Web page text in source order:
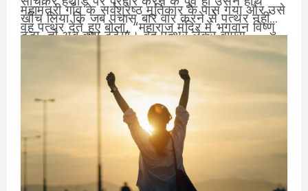
महामंत्री गाँव के सर्वश्रेष्ठ मूर्तिकार के पास गया और उसे
वह पत्थर देते हुए बोला, “महाराज मंदिर में भगवान विष्णु
की प्रतिमा स्थापित करना चाहते हैं। सात दिवस के
भीतर इस पत्थर से भगवान विष्णु की प्रतिमा तैयार कर
राजमहल पहुँचा देना। इसके लिए तुम्हें 50 स्वर्ण मुद्रायें
दी जायेंगी।” 50 स्वर्ण मुद्राओं की बात सुनकर मूर्तिकार
ख़ुश हो गया और महामंत्री के जाने के उपरांत प्रतिमा का
निर्माण कार्य प्रारंभ करने के उद्देश्य से अपने औज़ार
निकाल लिए। अपने औज़ारों में से उसने एक हथौड़ा लिया
और पत्थर तोड़ने के लिए उस पर हथौड़े से वार करने
लगा। किंतु पत्थर जस का तस रहा। मूर्तिकार ने हथौड़े
खींच लिया कि जब पचास बार वार करने से पत्थर नहीं
टूटा, तो अब क्या टूटेगा। वह पत्थर लेकर वापस
महामंत्री के पास गया और उसे यह कह वापस कर आया
कि इस पत्थर को तोड़ना नामुमकिन है। इसलिए इससे
भगवान विष्णु की प्रतिमा नहीं बन सकती। महामंत्री को
राजा का आदेश हर स्थिति में पूर्ण करना था। इसलिए
उसने भगवान विष्णु की प्रतिमा निर्मित करने का कार्य गाँव
के एक साधारण से मूर्तिकार को सौंप दिया। पत्थर लेकर
मूर्तिकार ने महामंत्री के सामने ही उस पर हथौड़े से
प्रहार किया और वह पत्थर एक बार में ही टूट गया।